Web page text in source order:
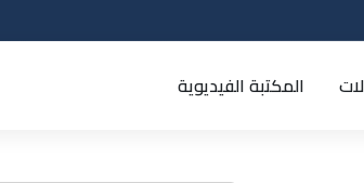
المكتبة الفيديوية